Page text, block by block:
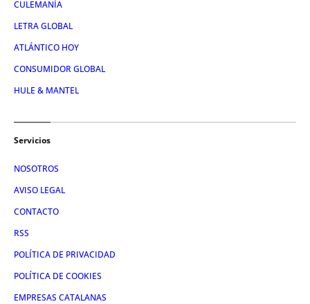
CULEMANÍA
LETRA GLOBAL
ATLÁNTICO HOY
CONSUMIDOR GLOBAL
HULE & MANTEL
Servicios
NOSOTROS
AVISO LEGAL
CONTACTO
RSS
POLÍTICA DE PRIVACIDAD
POLÍTICA DE COOKIES
EMPRESAS CATALANAS